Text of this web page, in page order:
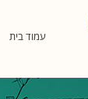
עמוד בית